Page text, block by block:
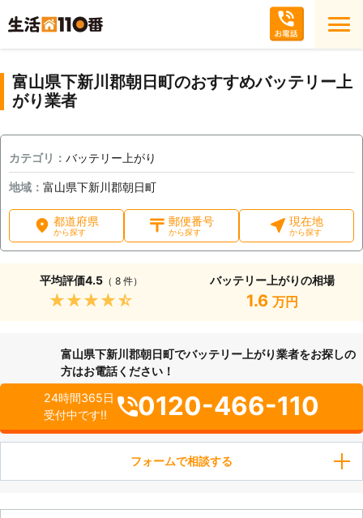
富山県下新川郡朝日町のおすすめバッテリー上
がり業者
カテゴリ： バッテリー上がり
地域： 富山県下新川郡朝日町
都道府県
から探す
郵便番号
から探す
現在地
から探す
平均評価4.5（ 8 件）
★★★★★
バッテリー上がりの相場
1.6 万円
富山県下新川郡朝日町でバッテリー上がり業者をお探しの
方はお電話ください！
24時間365日
受付中です!!
0120-466-110
フォームで相談する